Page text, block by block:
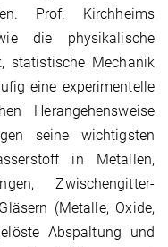
Prof. Kirchheims
die physikalische
statistische Mechanik
eine experimentelle
Herangehensweise
seine wichtigsten
in Metallen,
Zwischengitter-
(Metalle, Oxide,
Abspaltung und